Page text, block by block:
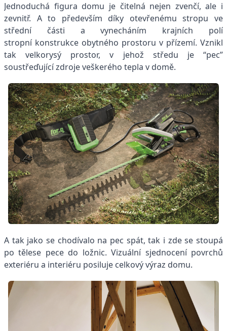
Jednoduchá figura domu je čitelná nejen zvenčí, ale i
zevnitř. A to především díky otevřenému stropu ve
střední části a vynecháním krajních polí
stropní konstrukce obytného prostoru v přízemí. Vznikl
tak velkorysý prostor, v jehož středu je “pec”
soustřeďující zdroje veškerého tepla v domě.
A tak jako se chodívalo na pec spát, tak i zde se stoupá
po tělese pece do ložnic. Vizuální sjednocení povrchů
exteriéru a interiéru posiluje celkový výraz domu.